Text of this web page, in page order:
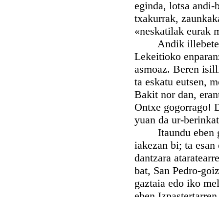
eginda, lotsa andi-
txakurrak,
«neskatilak eurak
Andik
Lekeitioko
asmoaz. Beren
ta eskatu eutsen,
Bakit nor dan,
Ontxe gogorrago!
yuan da ur-
Itaundu eben
iakezan bi; ta
dantzara
bat, San Pedro-
gaztaia edo iko